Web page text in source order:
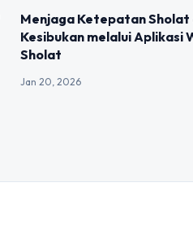
Menjaga Ketepatan Sholat
Kesibukan melalui Aplikasi
Sholat
Jan 20, 2026